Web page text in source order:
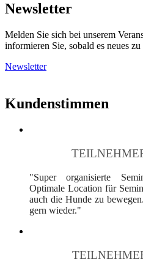
Newsletter
Melden Sie sich bei unserem
informieren Sie, sobald es neues
Newsletter
Kundenstimmen
"Super organisierte
Optimale Location für
auch die Hunde zu
gern wieder."